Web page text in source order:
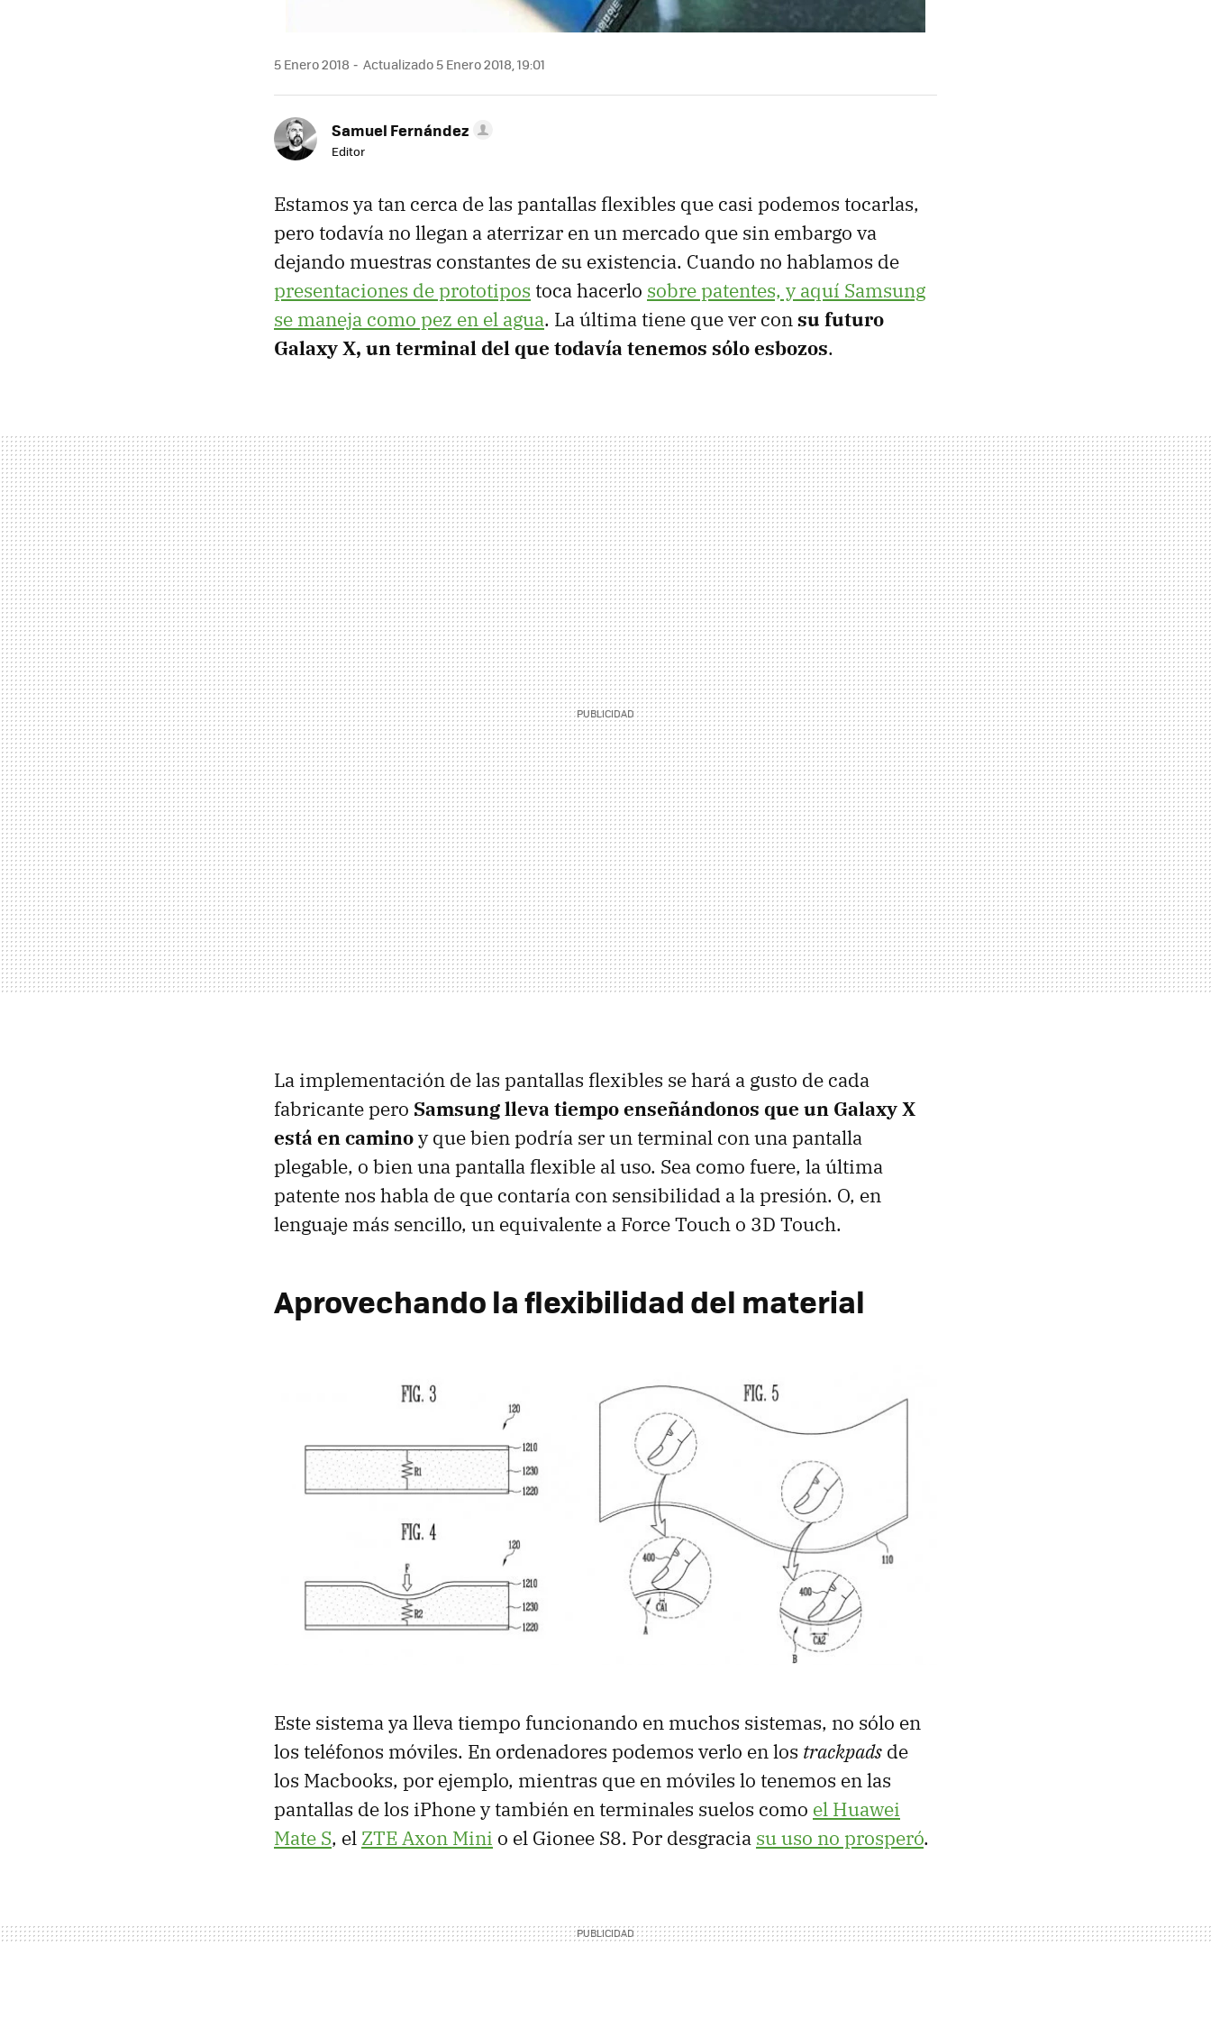
5 Enero 2018 Actualizado 5 Enero 2018, 19:01
Samuel Fernández
Editor
Estamos ya tan cerca de las pantallas flexibles que casi podemos tocarlas,
pero todavía no llegan a aterrizar en un mercado que sin embargo va
dejando muestras constantes de su existencia. Cuando no hablamos de
presentaciones de prototipos toca hacerlo sobre patentes, y aquí Samsung
se maneja como pez en el agua. La última tiene que ver consu futuro
Galaxy X, un terminal del que todavía tenemos sólo esbozos.
La implementación de las pantallas flexibles se hará a gusto de cada
fabricante pero Samsung lleva tiempo enseñándonos que un Galaxy X
está en caminoy que bien podría ser un terminal con una pantalla
plegable, o bien una pantalla flexible al uso. Sea como fuere, la última
patente nos habla de que contaría con sensibilidad a la presión. O, en
lenguaje más sencillo, un equivalente a Force Touch o 3D Touch.
Aprovechando la flexibilidad del material
Este sistema ya lleva tiempo funcionando en muchos sistemas, no sólo en
los teléfonos móviles. En ordenadores podemos verlo en los trackpads de
los Macbooks, por ejemplo, mientras que en móviles lo tenemos en las
pantallas de los iPhone y también en terminales suelos como el Huawei
Mate S, el ZTE Axon Mini o el Gionee S8. Por desgracia su uso no prosperó.